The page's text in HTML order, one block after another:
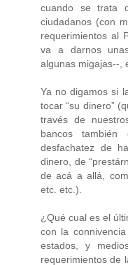
cuando se trata
ciudadanos (con
requerimientos al
va a darnos
algunas migajas--,
Ya no digamos si
tocar “su dinero”
través de
bancos
desfachatez de
dinero, de
de acá a allá,
etc. etc.).
¿Qué cual es el
con la
estados, y
requerimientos de